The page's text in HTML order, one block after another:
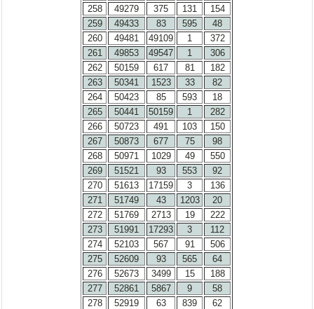
258
49279 375 131
154
259
49433 83 595
48
260
49481 49109 1
372
261
49853 49547 1
306
262
50159 617 81
182
263
50341 1523 33
82
264
50423 85 593
18
265
50441 50159 1
282
266
50723 491 103
150
267
50873 677 75
98
268
50971 1029 49
550
269
51521 93 553
92
270
51613 17159 3
136
271
51749 43 1203
20
272
51769 2713 19
222
273
51991 17293 3
112
274
52103 567 91
506
275
52609 93 565
64
276
52673 3499 15
188
277
52861 5867 9
58
278
52919 63 839
62